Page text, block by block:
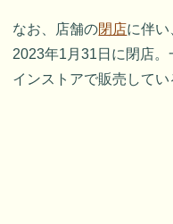
なお、店舗の閉店に伴
2023年1月31日に閉店
インストアで販売してい